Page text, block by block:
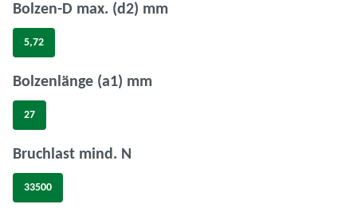
Bolzen-D max. (d2) mmauswählen
5,72
Bolzenlänge (a1) mmauswählen
27
Bruchlast mind. N
33500